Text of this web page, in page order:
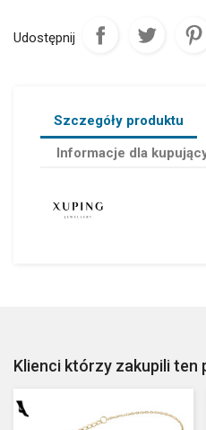
Udostępnij
Szczegóły produktu
Informacje dla
Klienci którzy zakupili ten